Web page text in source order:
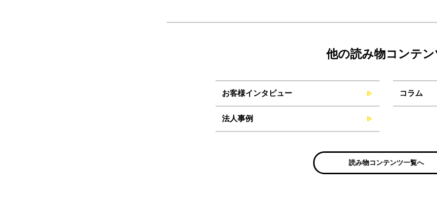
他の読み物コンテン
お客様インタビュー コラム
法人事例
読み物コンテンツ一覧へ